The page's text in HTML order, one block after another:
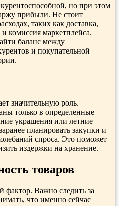
но при этом
прибыли. Не стоит
таких как доставка,
комиссия маркетплейса.
баланс между
и покупательной
значительную роль.
только в определенные
украшения или летние
планировать закупки и
спроса. Это поможет
издержки на хранение.
товаров
Важно следить за
что именно сейчас